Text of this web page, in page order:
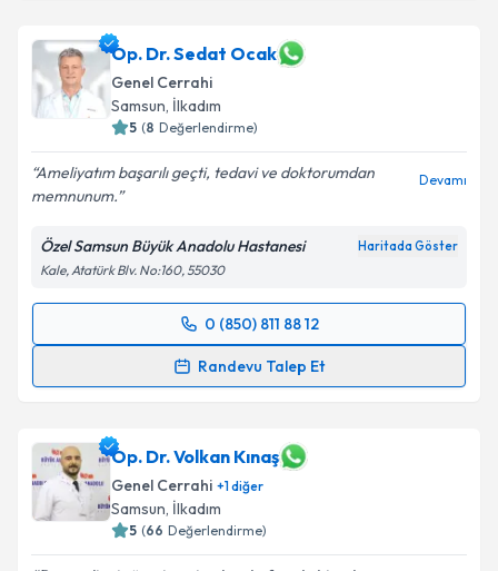
Op. Dr. Sedat Ocak
Genel Cerrahi
Samsun, İlkadım
5 (8 Değerlendirme)
Ameliyatım başarılı geçti, tedavi ve doktorumdan
memnunum.
Devamı
Özel Samsun Büyük Anadolu Hastanesi Haritada Göster
Kale, Atatürk Blv. No:160, 55030
0 (850) 811 88 12
Randevu Talep Et
Randevu Takvimi Talebi
takvim hazırlandığında e-posta ile bilgilendireceğiz.
E-posta Adresiniz
Op. Dr. Volkan Kınaş
Genel Cerrahi +1diğer
Samsun, İlkadım
5 (66 Değerlendirme)